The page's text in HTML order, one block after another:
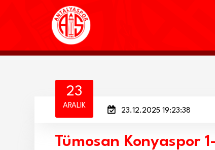
23
ARALIK
23.12.2025 19:23:38
Tümosan Konyaspor